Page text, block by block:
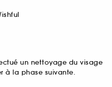
un nettoyage du visage
à la phase suivante.